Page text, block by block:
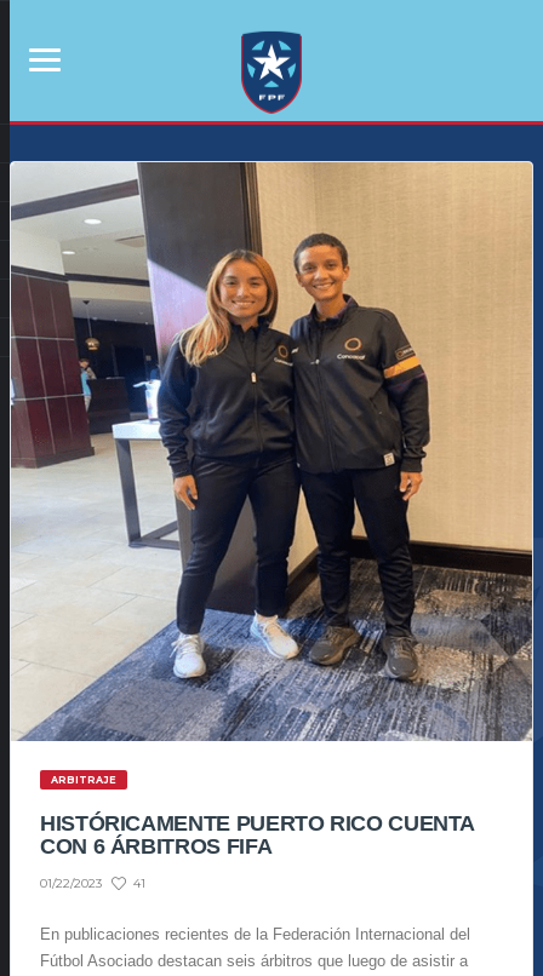
ARBITRAJE
HISTÓRICAMENTE PUERTO RICO CUENTA
CON 6 ÁRBITROS FIFA
01/22/2023 41
En publicaciones recientes de la Federación Internacional del
Fútbol Asociado destacan seis árbitros que luego de asistir a